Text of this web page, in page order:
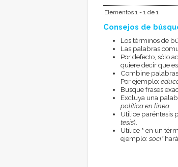
Elementos 1 - 1 de 1
Consejos de
Los términos de
Las palabras
Por defecto, sólo
quiere decir que
Combine
Por ejemplo:
Busque frases
Excluya una
política en línea.
Utilice paréntesis
tesis).
Utilice * en un
ejemplo: soci*hará